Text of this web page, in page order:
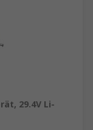
29.4V Li-